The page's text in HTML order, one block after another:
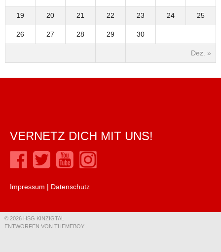
Dez. »
19 20 21 22 23 24 25
26 27 28 29 30
VERNETZ DICH MIT UNS!
Impressum | Datenschutz
© 2026 HSG KINZIGTAL
ENTWORFEN VON THEMEBOY